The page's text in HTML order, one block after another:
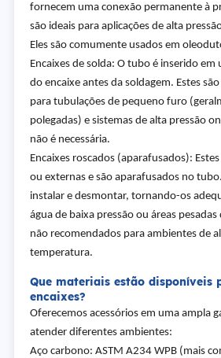
fornecem uma conexão permanente à
são ideais para aplicações de alta
Eles são comumente usados em
Encaixes de solda: O tubo é inserido
do encaixe antes da soldagem. Estes
para tubulações de pequeno furo
polegadas) e sistemas de alta pressão
não é necessária.
Encaixes roscados (aparafusados):
ou externas e são aparafusados no
instalar e desmontar, tornando-os
água de baixa pressão ou áreas
não recomendados para ambientes de
temperatura.
Que materiais estão disponíveis
encaixes?
Oferecemos acessórios em uma ampla
atender diferentes ambientes:
Aço carbono: ASTM A234 WPB (mais